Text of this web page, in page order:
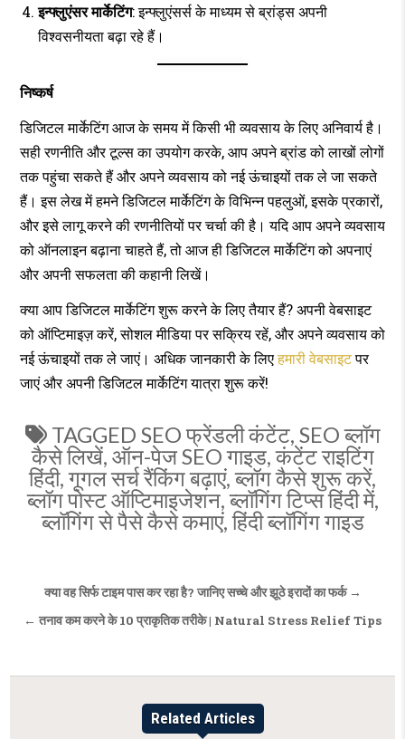
इन्फ्लुएंसर मार्केटिंग: इन्फ्लुएंसर्स के माध्यम से ब्रांड्स अपनी
विश्वसनीयता बढ़ा रहे हैं।
निष्कर्ष
डिजिटल मार्केटिंग आज के समय में किसी भी व्यवसाय के लिए अनिवार्य है।
सही रणनीति और टूल्स का उपयोग करके, आप अपने ब्रांड को लाखों लोगों
तक पहुंचा सकते हैं और अपने व्यवसाय को नई ऊंचाइयों तक ले जा सकते
हैं। इस लेख में हमने डिजिटल मार्केटिंग के विभिन्न पहलुओं, इसके प्रकारों,
और इसे लागू करने की रणनीतियों पर चर्चा की है। यदि आप अपने व्यवसाय
को ऑनलाइन बढ़ाना चाहते हैं, तो आज ही डिजिटल मार्केटिंग को अपनाएं
और अपनी सफलता की कहानी लिखें।
क्या आप डिजिटल मार्केटिंग शुरू करने के लिए तैयार हैं? अपनी वेबसाइट
को ऑप्टिमाइज़ करें, सोशल मीडिया पर सक्रिय रहें, और अपने व्यवसाय को
नई ऊंचाइयों तक ले जाएं। अधिक जानकारी के लिएहमारी वेबसाइटपर
जाएं और अपनी डिजिटल मार्केटिंग यात्रा शुरू करें!
TAGGED SEO फ्रेंडली कंटेंट, SEO ब्लॉग
कैसे लिखें, ऑन-पेज SEO गाइड,कंटेंट राइटिंग
हिंदी,गूगल सर्च रैंकिंग बढ़ाएं,ब्लॉग कैसे शुरू करें,
ब्लॉग पोस्ट ऑप्टिमाइजेशन,ब्लॉगिंग टिप्स हिंदी में,
ब्लॉगिंग से पैसे कैसे कमाएं,हिंदी ब्लॉगिंग गाइड
Post
navigation
क्या वह सिर्फ टाइम पास कर रहा है? जानिए सच्चे और झूठे इरादों का फर्क →
← तनाव कम करने के 10 प्राकृतिक तरीके | Natural Stress Relief Tips
Related Articles